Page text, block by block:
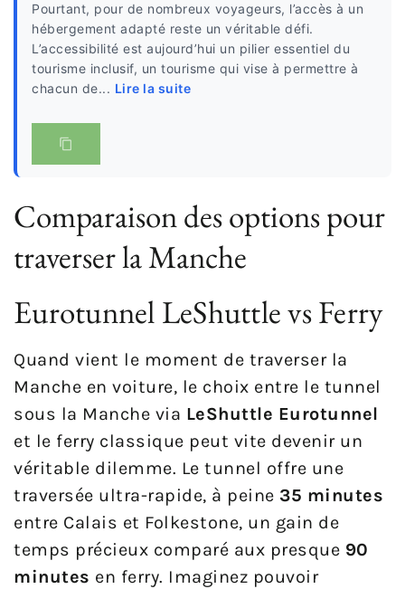
Pourtant, pour de nombreux voyageurs, l’accès à un
hébergement adapté reste un véritable défi.
L’accessibilité est aujourd’hui un pilier essentiel du
tourisme inclusif, un tourisme qui vise à permettre à
chacun de... Lire la suite
Comparaison des options pour
traverser la Manche
Eurotunnel LeShuttle vs Ferry
Quand vient le moment de traverser la
Manche en voiture, le choix entre le tunnel
sous la Manche via LeShuttle Eurotunnel
et le ferry classique peut vite devenir un
véritable dilemme. Le tunnel offre une
traversée ultra-rapide, à peine 35 minutes
entre Calais et Folkestone, un gain de
temps précieux comparé aux presque 90
minutes en ferry. Imaginez pouvoir